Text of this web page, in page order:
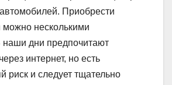
Приобрести
можно несколькими
наши дни предпочитают
интернет, но есть
риск и следует тщательно